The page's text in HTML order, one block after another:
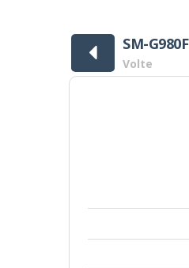
SM-G980F
Volte